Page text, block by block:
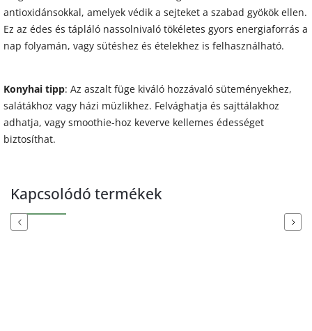
antioxidánsokkal, amelyek védik a sejteket a szabad gyökök ellen.
Ez az édes és tápláló nassolnivaló tökéletes gyors energiaforrás a
nap folyamán, vagy sütéshez és ételekhez is felhasználható.
Konyhai tipp: Az aszalt füge kiváló hozzávaló süteményekhez,
salátákhoz vagy házi müzlikhez. Felvághatja és sajttálakhoz
adhatja, vagy smoothie-hoz keverve kellemes édességet
biztosíthat.
Kapcsolódó termékek
Previous Next